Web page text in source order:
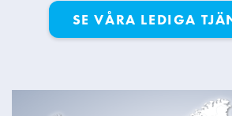
SE VÅRA LEDIGA